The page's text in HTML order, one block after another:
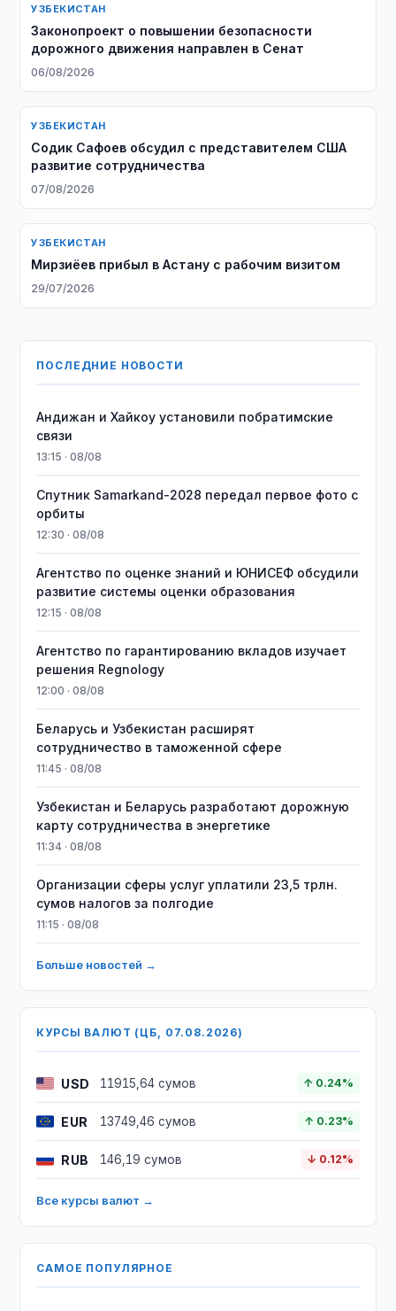
УЗБЕКИСТАН
Законопроект о повышении безопасности
дорожного движения направлен в Сенат
06/08/2026
УЗБЕКИСТАН
Содик Сафоев обсудил с представителем США
развитие сотрудничества
07/08/2026
УЗБЕКИСТАН
Мирзиёев прибыл в Астану с рабочим визитом
29/07/2026
ПОСЛЕДНИЕ НОВОСТИ
Андижан и Хайкоу установили побратимские
связи
13:15 · 08/08
Спутник Samarkand-2028 передал первое фото с
орбиты
12:30 · 08/08
Агентство по оценке знаний и ЮНИСЕФ обсудили
развитие системы оценки образования
12:15 · 08/08
Агентство по гарантированию вкладов изучает
решения Regnology
12:00 · 08/08
Беларусь и Узбекистан расширят
сотрудничество в таможенной сфере
11:45 · 08/08
Узбекистан и Беларусь разработают дорожную
карту сотрудничества в энергетике
11:34 · 08/08
Организации сферы услуг уплатили 23,5 трлн.
сумов налогов за полгодие
11:15 · 08/08
Больше новостей →
КУРСЫ ВАЛЮТ (ЦБ, 07.08.2026)
USD 11915,64 сумов ↑ 0.24%
EUR 13749,46 сумов ↑ 0.23%
RUB 146,19 сумов ↓ 0.12%
Все курсы валют →
САМОЕ ПОПУЛЯРНОЕ